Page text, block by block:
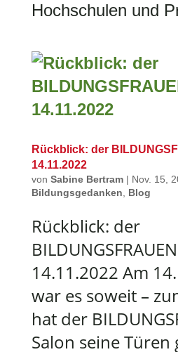
Hochschulen und
Rückblick: der
14.11.2022
von Sabine Bertram| Nov. 15,
Bildungsgedanken
Blog
Rückblick: der
14.11.2022 Am
war es soweit –
hat der
Salon seine Türen